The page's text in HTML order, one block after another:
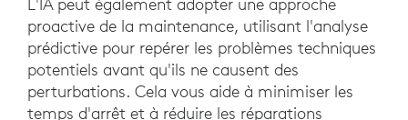
proactive de la maintenance, utilisant l'analyse
prédictive pour repérer les problèmes techniques
potentiels avant qu'ils ne causent des
perturbations. Cela vous aide à minimiser les
temps d'arrêt et à réduire les réparations